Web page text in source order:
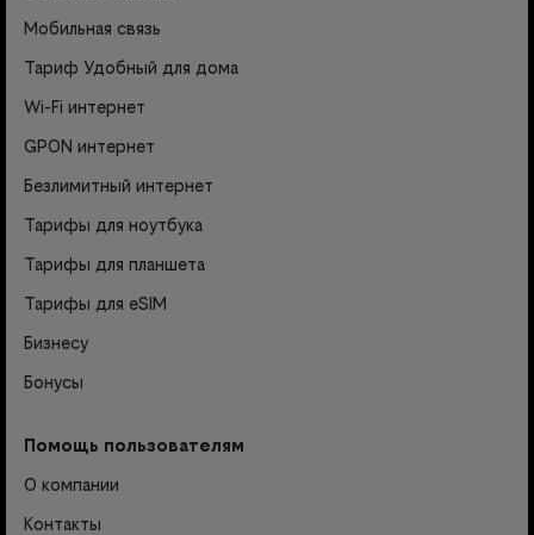
Мобильная связь
Тариф Удобный для дома
Wi-Fi интернет
GPON интернет
Безлимитный интернет
Тарифы для ноутбука
Тарифы для планшета
Тарифы для eSIM
Бизнесу
Бонусы
Помощь пользователям
О компании
Контакты